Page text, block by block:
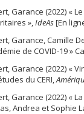
Garance (2022) «
»,IdeAs[En
Garance, Camille
de COVID-19 »
Garance (2022) «
du CERI,
Garance (2022) «
Andrea et Sophie